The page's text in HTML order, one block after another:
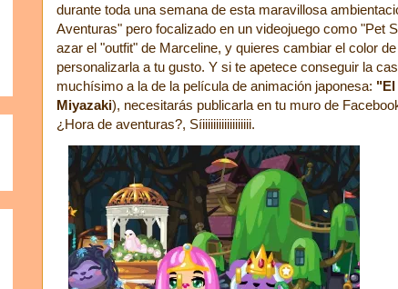
durante toda una semana de esta maravillosa
Aventuras" pero focalizado en un videojuego como "Pet
azar el "outfit" de Marceline, y quieres cambiar el color
personalizarla a tu gusto. Y si te apetece conseguir la
muchísimo a la de la película de animación japonesa: "El
Miyazaki), necesitarás publicarla en tu muro de
¿Hora de aventuras?, Síiiiiiiiiiiiiiiiiii.